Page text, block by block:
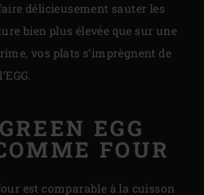
délicieusement sauter les
bien plus élevée que sur une
vos plats s’imprègnent de
EGG
FOUR
est comparable à la cuisson